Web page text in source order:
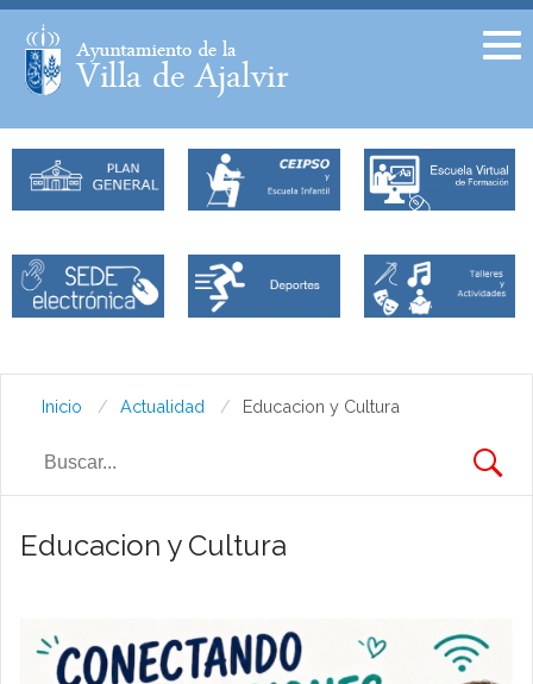
Facebook
Inicio Actualidad Educacion y Cultura
Educacion y Cultura